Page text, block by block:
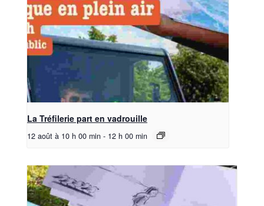
La Tréfilerie part en vadrouille
12 août à 10 h 00 min - 12 h 00 min